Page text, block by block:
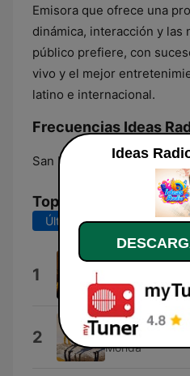
Emisora que ofrece una
dinámica, interacción y las
público prefiere, con
vivo y el mejor
latino e internacional.
Frecuencias Ideas
San Luis Potosí: Online
Top Canciones
Últimos 7 días Últimos
1 Tu Amor
Matias Damásio
2 Três Passos
Monda
Ideas